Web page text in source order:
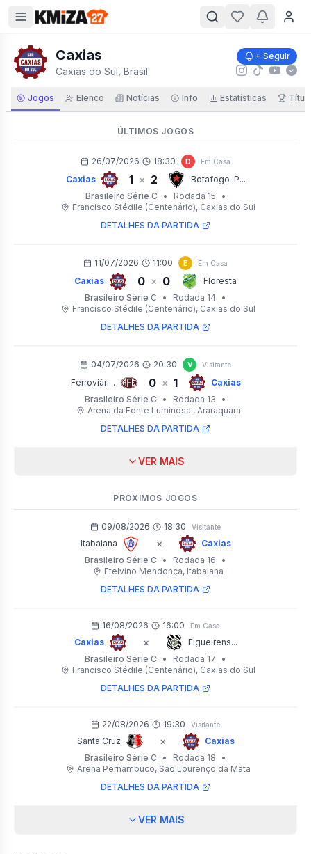
Caxias
Caxias do Sul, Brasil
+ Seguir
Jogos Elenco Notícias Info Estatísticas
ÚLTIMOS JOGOS
26/07/2026 18:30 D Em Casa
Caxias 1 × 2
Botafogo-P...
Brasileiro Série C
• Rodada 15
•
Francisco Stédile (Centenário), Caxias do Sul
DETALHES DA PARTIDA
11/07/2026 11:00 E Em Casa
Caxias 0 × 0
Floresta
Brasileiro Série C
• Rodada 14
•
Francisco Stédile (Centenário), Caxias do Sul
DETALHES DA PARTIDA
04/07/2026 20:30 V Visitante
Ferroviári... 0 × 1
Caxias
Brasileiro Série C
• Rodada 13
•
Arena da Fonte Luminosa , Araraquara
DETALHES DA PARTIDA
VER MAIS
PRÓXIMOS JOGOS
09/08/2026 18:30 Visitante
Itabaiana ×
Caxias
Brasileiro Série C
• Rodada 16
•
Etelvino Mendonça, Itabaiana
DETALHES DA PARTIDA
16/08/2026 16:00 Em Casa
Caxias ×
Figueirens...
Brasileiro Série C
• Rodada 17
•
Francisco Stédile (Centenário), Caxias do Sul
DETALHES DA PARTIDA
22/08/2026 19:30 Visitante
Santa Cruz ×
Caxias
Brasileiro Série C
• Rodada 18
•
Arena Pernambuco, São Lourenço da Mata
DETALHES DA PARTIDA
VER MAIS